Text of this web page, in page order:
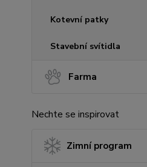
Kotevní patky
Stavební svítidla
Farma
Nechte se inspirovat
Zimní program